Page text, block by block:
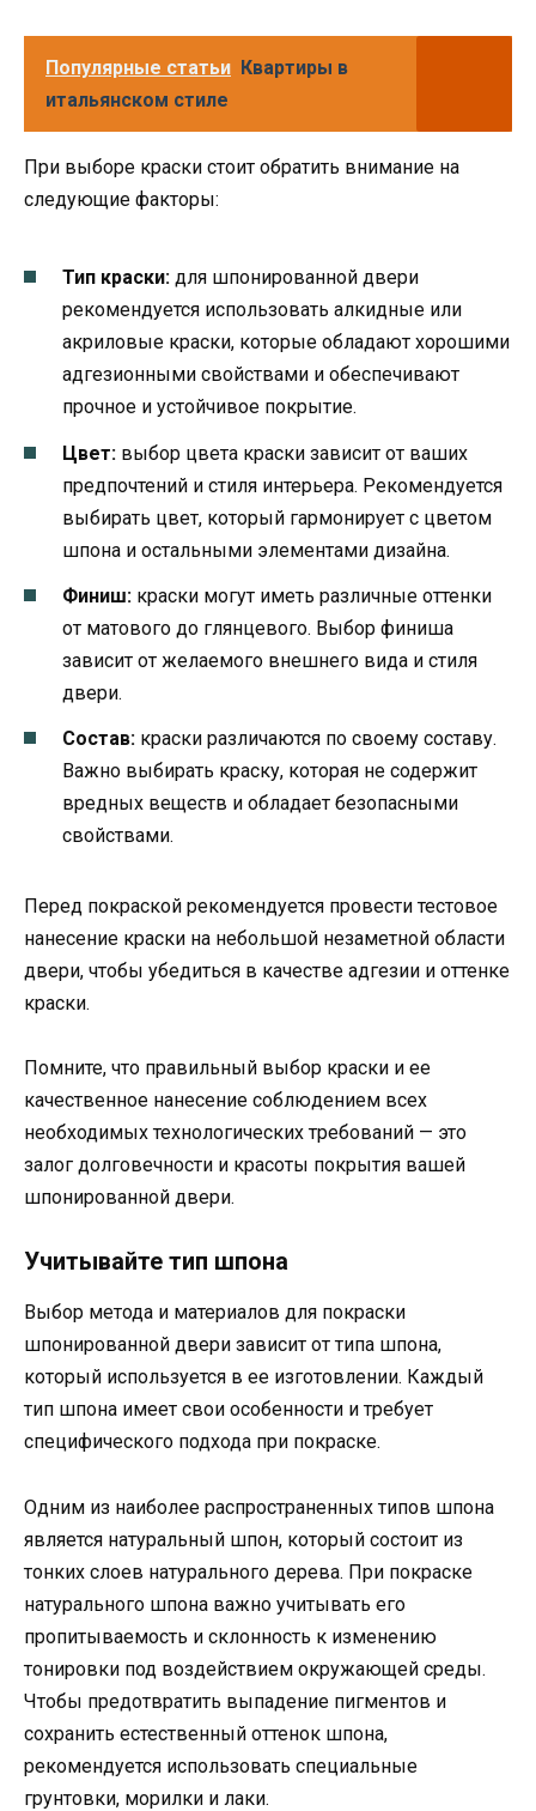
Популярные статьи Квартиры в
итальянском стиле
При выборе краски стоит обратить внимание на
следующие факторы:
Тип краски: для шпонированной двери
рекомендуется использовать алкидные или
акриловые краски, которые обладают хорошими
адгезионными свойствами и обеспечивают
прочное и устойчивое покрытие.
Цвет: выбор цвета краски зависит от ваших
предпочтений и стиля интерьера. Рекомендуется
выбирать цвет, который гармонирует с цветом
шпона и остальными элементами дизайна.
Финиш: краски могут иметь различные оттенки
от матового до глянцевого. Выбор финиша
зависит от желаемого внешнего вида и стиля
двери.
Состав: краски различаются по своему составу.
Важно выбирать краску, которая не содержит
вредных веществ и обладает безопасными
свойствами.
Перед покраской рекомендуется провести тестовое
нанесение краски на небольшой незаметной области
двери, чтобы убедиться в качестве адгезии и оттенке
краски.
Помните, что правильный выбор краски и ее
качественное нанесение соблюдением всех
необходимых технологических требований — это
залог долговечности и красоты покрытия вашей
шпонированной двери.
Учитывайте тип шпона
Выбор метода и материалов для покраски
шпонированной двери зависит от типа шпона,
который используется в ее изготовлении. Каждый
тип шпона имеет свои особенности и требует
специфического подхода при покраске.
Одним из наиболее распространенных типов шпона
является натуральный шпон, который состоит из
тонких слоев натурального дерева. При покраске
натурального шпона важно учитывать его
пропитываемость и склонность к изменению
тонировки под воздействием окружающей среды.
Чтобы предотвратить выпадение пигментов и
сохранить естественный оттенок шпона,
рекомендуется использовать специальные
грунтовки, морилки и лаки.